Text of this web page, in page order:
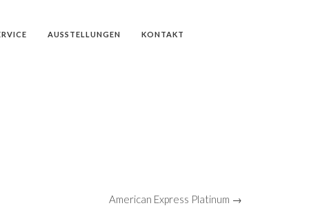
AUSSTELLUNGEN KONTAKT
American Express Platinum →